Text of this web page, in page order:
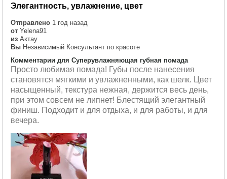
Элегантность, увлажнение, цвет
Отправлено 1 год назад
от Yelena91
из Актау
Вы Независимый Консультант по красоте
Комментарии для Суперувлажняющая губная помада
Просто любимая помада! Губы после нанесения
становятся мягкими и увлажненными, как шелк. Цвет
насыщенный, текстура нежная, держится весь день,
при этом совсем не липнет! Блестящий элегантный
финиш. Подходит и для отдыха, и для работы, и для
вечера.